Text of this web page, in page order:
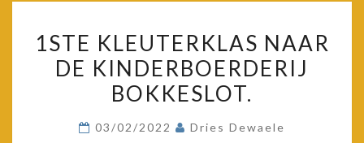
KLEUTERKLAS
NAAR
DE
BOKKESLOT.
1STE KLEUTERKLAS NAAR
DE KINDERBOERDERIJ
BOKKESLOT.
03/02/2022 Dries Dewaele